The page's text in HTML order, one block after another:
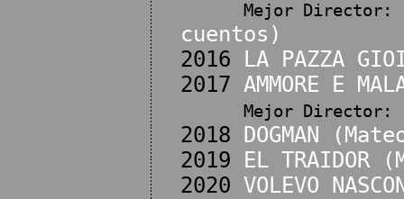
Mejor Director:
cuentos)
2016
LA PAZZA
2017 AMMORE E
Mejor Director:
2018
DOGMAN
2019
EL
2020 VOLEVO